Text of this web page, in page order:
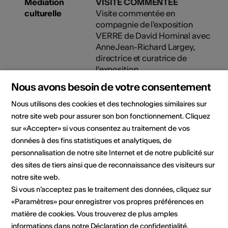
culturelle
Visite commentée en
compagnie de l'exposition
VERRE de David Hominal avec
Anne Jean-Richard Largey,
directrice et curatrice de
l’exposition.
25.07.2025, 18:00
Organisateur
Ferme-Asile
Centre artistique et culturel de
la Ferme-Asile
Allée de la Ferme-Asile 1
1950 Sion
Réservations 027/203.21.11
E-Mail
Site Internet
Nous avons besoin de votre consentement
Nous utilisons des cookies et des technologies similaires sur
notre site web pour assurer son bon fonctionnement. Cliquez
sur «Accepter» si vous consentez au traitement de vos
données à des fins statistiques et analytiques, de
personnalisation de notre site Internet et de notre publicité sur
des sites de tiers ainsi que de reconnaissance des visiteurs sur
notre site web.
Si vous n’acceptez pas le traitement des données, cliquez sur
«Paramètres» pour enregistrer vos propres préférences en
matière de cookies. Vous trouverez de plus amples
informations dans notre Déclaration de confidentialité.